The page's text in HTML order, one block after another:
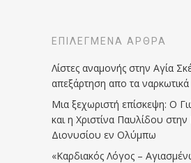
ΕΠΙΛΕΓΜΈΝΑ ΆΡΘΡΑ
Λίστες αναμονής στην Αγία
απεξάρτηση απο τα ναρκωτικά
Μια ξεχωριστή επίσκεψη: Ο
και η Χριστίνα Παυλίδου
Διονυσίου εν Ολύμπω
«Καρδιακός Λόγος –